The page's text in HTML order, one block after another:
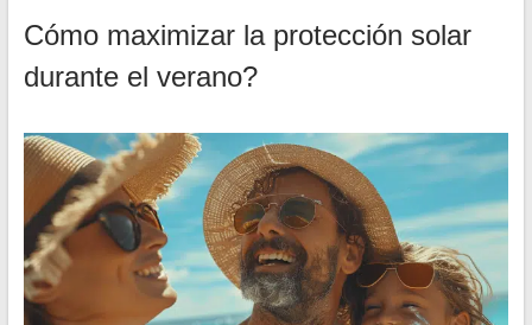
Cómo maximizar la protección solar
durante el verano?